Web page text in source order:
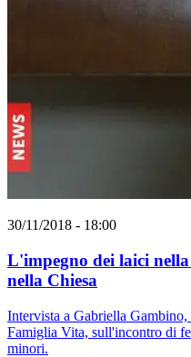
30/11/2018 - 18:00
L'impegno dei laici
nella Chiesa
Intervista a Gabriella
Famiglia Vita, sull'incontro di
minori.